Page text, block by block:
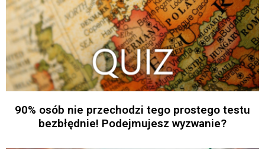
90% osób nie przechodzi tego prostego testu
bezbłędnie! Podejmujesz wyzwanie?